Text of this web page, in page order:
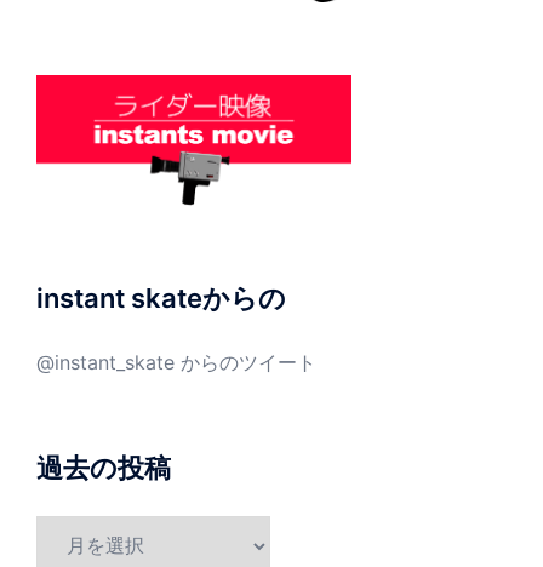
instant skateからの
@instant_skate からのツイート
過去の投稿